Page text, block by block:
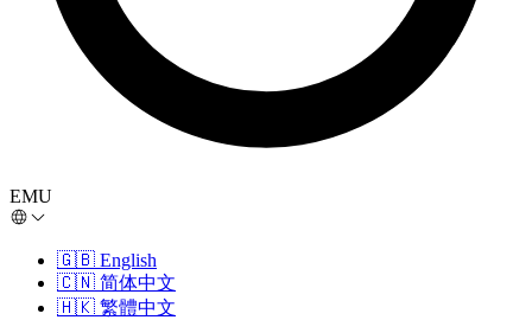
EMU
🇬🇧 English
🇨🇳 简体中文
🇭🇰 繁體中文